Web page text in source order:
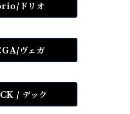
ドリオ
ヴェガ
/ デック